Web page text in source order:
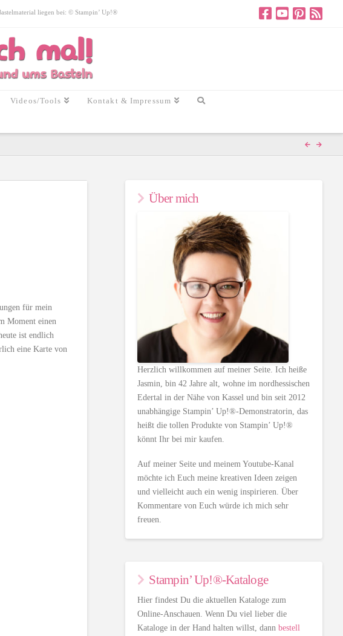
liegen bei: © Stampin’ Up!®
Videos/Tools Kontakt & Impressum
für mein
Moment einen
ist endlich
eine Karte von
Über mich
Herzlich willkommen auf meiner Seite. Ich heiße
Jasmin, bin 42 Jahre alt, wohne im nordhessischen
Edertal in der Nähe von Kassel und bin seit 2012
unabhängige Stampin’ Up!®-Demonstratorin, das
heißt die tollen Produkte von Stampin’ Up!®
könnt Ihr bei mir kaufen.
Auf meiner Seite und meinem Youtube-Kanal
möchte ich Euch meine kreativen Ideen zeigen
und vielleicht auch ein wenig inspirieren. Über
Kommentare von Euch würde ich mich sehr
freuen.
Stampin’ Up!®-Kataloge
Hier findest Du die aktuellen Kataloge zum
Online-Anschauen. Wenn Du viel lieber die
Kataloge in der Hand halten willst, dannbestell